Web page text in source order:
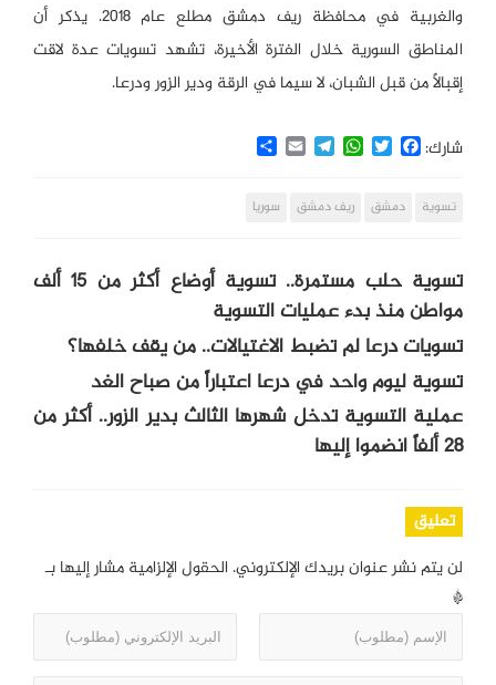
والغربية في محافظة ريف دمشق مطلع عام 2018. يذكر أن
المناطق السورية خلال الفترة الأخيرة، تشهد تسويات عدة لاقت
إقبالاً من قبل الشبان، لا سيما في الرقة ودير الزور ودرعا.
شارك: Facebook
Twitter
WhatsApp
Telegram
Email
Share
تسوية دمشق ريف دمشق سوريا
تسوية حلب مستمرة.. تسوية أوضاع أكثر من 15 ألف
مواطن منذ بدء عمليات التسوية
تسويات درعا لم تضبط الاغتيالات.. من يقف خلفها؟
تسوية ليوم واحد في درعا اعتباراً من صباح الغد
عملية التسوية تدخل شهرها الثالث بدير الزور.. أكثر من
28 ألفاً انضموا إليها
تعليق
لن يتم نشر عنوان بريدك الإلكتروني. الحقول الإلزامية مشار إليها بـ
*